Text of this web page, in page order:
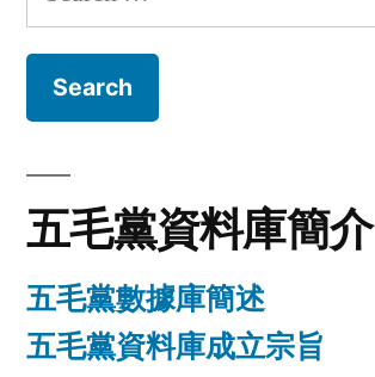
for:
五毛黨資料庫簡介
五毛黨數據庫簡述
五毛黨資料庫成立宗旨